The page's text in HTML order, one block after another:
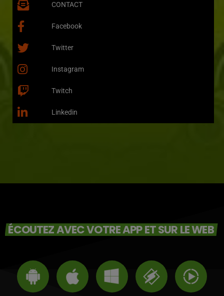
CONTACT
Facebook
Twitter
Instagram
Twitch
Linkedin
ÉCOUTEZ AVEC VOTRE APP ET SUR LE WEB